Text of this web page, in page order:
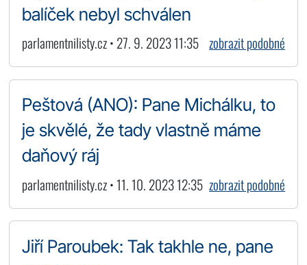
balíček nebyl schválen
parlamentnilisty.cz • 27. 9. 2023 11:35 zobrazit podobné
Peštová (ANO): Pane Michálku, to
je skvělé, že tady vlastně máme
daňový ráj
parlamentnilisty.cz • 11. 10. 2023 12:35 zobrazit podobné
Jiří Paroubek: Tak takhle ne, pane